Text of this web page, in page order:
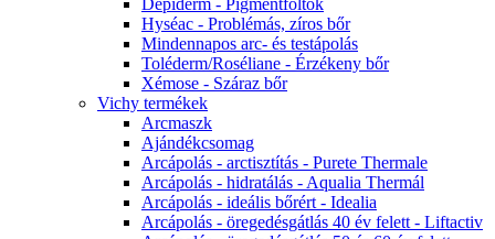
Dépiderm - Pigmentfoltok
Hyséac - Problémás, zíros bőr
Mindennapos arc- és testápolás
Toléderm/Roséliane - Érzékeny bőr
Xémose - Száraz bőr
Vichy termékek
Arcmaszk
Ajándékcsomag
Arcápolás - arctisztítás - Purete Thermale
Arcápolás - hidratálás - Aqualia Thermál
Arcápolás - ideális bőrért - Idealia
Arcápolás - öregedésgátlás 40 év felett - Liftactiv